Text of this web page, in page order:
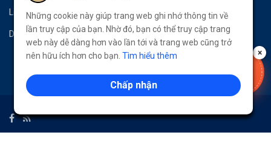
Liên hệ
Donate
-50%
LẤY NGAY
×
Những cookie này giúp trang web ghi nhớ thông tin về
lần truy cập của bạn. Nhờ đó, bạn có thể truy cập trang
web này dễ dàng hơn vào lần tới và trang web cũng trở
nên hữu ích hơn cho bạn. Tìm hiểu thêm
Chấp nhận